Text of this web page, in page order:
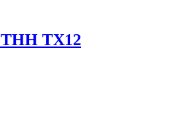
קסדת שטח לאופנוע THH TX12